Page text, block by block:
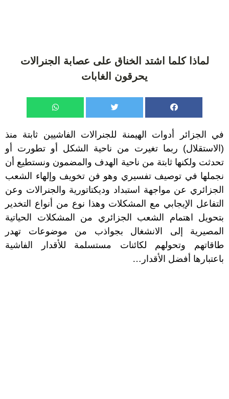
لماذا كلما اشتد الخناق على عصابة الجنرالات
يحرقون الغابات
في الجزائر
أدوات الهيمنة للجنرالات الفاشيين ثابتة منذ
(الاستقلال) ربما تغيرت من ناحية الشكل أو تطورت أو
تحدثت ولكنها ثابتة من ناحية الهدف والمضمون ونستطيع أن
نجملها في توصيف تفسيري وهو فن تخويف وإلهاء
الشعب
الجزائري عن مواجهة استبداد وديكتاتورية والجنرالات وعن
التفاعل الإيجابي مع المشكلات وهذا نوع من أنواع التخدير
بتحويل اهتمام الشعب الجزائري من المشكلات الحياتية
المصيرية إلى الانشغال بجواذب من موضوعات تهدر
طاقاتهم وتحولهم لكائنات مستسلمة للأقدار الفاشية
باعتبارها أفضل الأقدار…